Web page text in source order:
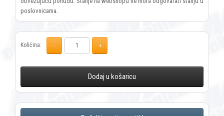
poslovnicama.
Količina:
Dodaj u košaricu